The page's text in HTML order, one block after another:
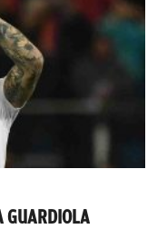
GUARDIOLA